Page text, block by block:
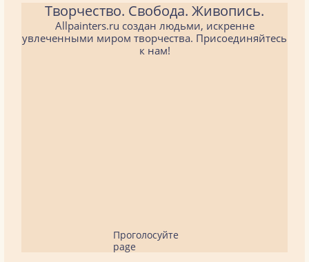
Творчество. Свобода. Живопись.
Allpainters.ru создан людьми, искренне
увлеченными миром творчества. Присоединяйтесь
к нам!
Проголосуйте
page